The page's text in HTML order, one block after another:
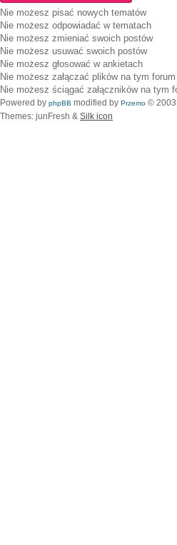
Nie możesz pisać nowych tematów
Nie możesz odpowiadać w tematach
Nie możesz zmieniać swoich postów
Nie możesz usuwać swoich postów
Nie możesz głosować w ankietach
Nie możesz załączać plików na tym forum
Nie możesz ściągać załączników na tym
Powered by phpBB modified by Przemo © 2003
Themes: junFresh & Silk icon